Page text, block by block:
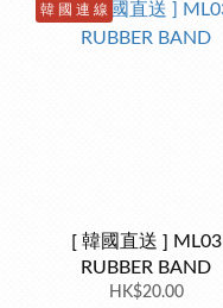
韓 國 連 線
[ 韓國直送 ] ML03
RUBBER BAND
HK$20.00